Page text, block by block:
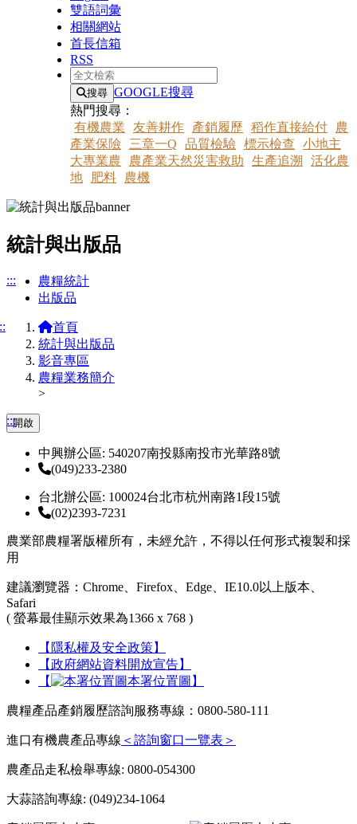
雙語詞彙
相關網站
首長信箱
RSS
全文檢索
搜尋 GOOGLE搜尋
熱門搜尋：
有機農業
友善耕作 產銷履歷 稻作直接給付
農
產業保險
三章一Q 品質檢驗 標示檢查
小地主
大專業農
農產業天然災害救助 生產追溯
活化農
地
肥料 農機
統計與出版品
:::
農糧統計
出版品
首頁
統計與出版品
影音專區
農糧業務簡介
>
:::開啟
中興辦公區: 540207南投縣南投市光華路8號
(049)233-2380
台北辦公區: 100024台北市杭州南路1段15號
(02)2393-7231
農業部農糧署版權所有，未經允許，不得以任何形式複製和採
用
建議瀏覽器：Chrome、Firefox、Edge、IE10.0以上版本、
Safari
( 螢幕最佳顯示效果為1366 x 768 )
【隱私權及安全政策】
【政府網站資料開放宣告】
【
本署位置圖】
農糧產品產銷履歷諮詢服務專線：0800-580-111
進口有機農產品專線 ＜諮詢窗口一覽表＞
農產品走私檢舉專線: 0800-054300
大蒜諮詢專線: (049)234-1064